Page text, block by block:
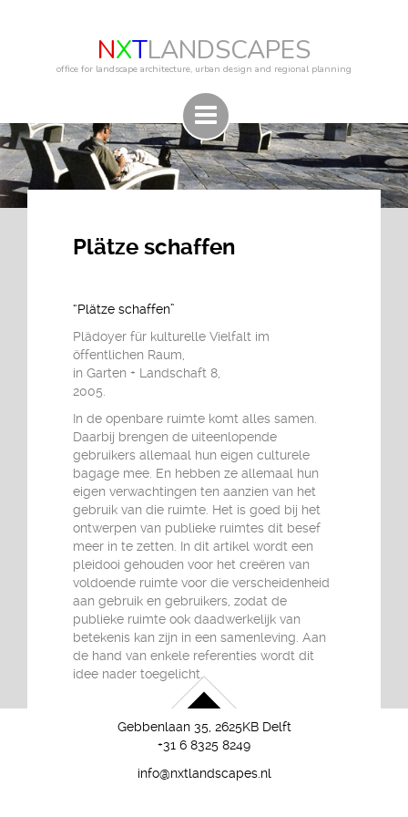
NXTLANDSCAPES
office for landscape architecture, urban design and regional planning
Plätze schaffen
“Plätze schaffen”
Plädoyer für kulturelle Vielfalt im
öffentlichen Raum,
in Garten + Landschaft 8,
2005.
In de openbare ruimte komt alles samen.
Daarbij brengen de uiteenlopende
gebruikers allemaal hun eigen culturele
bagage mee. En hebben ze allemaal hun
eigen verwachtingen ten aanzien van het
gebruik van die ruimte. Het is goed bij het
ontwerpen van publieke ruimtes dit besef
meer in te zetten. In dit artikel wordt een
pleidooi gehouden voor het creëren van
voldoende ruimte voor die verscheidenheid
aan gebruik en gebruikers, zodat de
publieke ruimte ook daadwerkelijk van
betekenis kan zijn in een samenleving. Aan
de hand van enkele referenties wordt dit
idee nader toegelicht.
Gebbenlaan 35, 2625KB Delft
+31 6 8325 8249
info@nxtlandscapes.nl